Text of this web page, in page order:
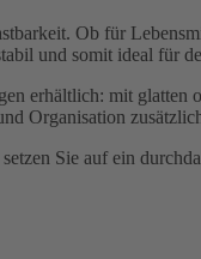
Ob für
und somit ideal für
erhältlich: mit
Organisation
setzen Sie auf ein